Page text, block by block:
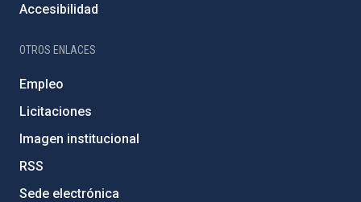
Accesibilidad
OTROS ENLACES
Empleo
Licitaciones
Imagen institucional
RSS
Sede electrónica